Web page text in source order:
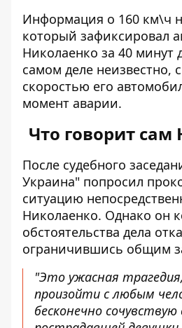
Информация о 160 км\ч
который зафиксировал
Николаенко за 40 минут
самом деле неизвестно,
скоростью его
момент аварии.
Что говорит сам
После судебного
Украина" попросил
ситуацию
Николаенко. Однако он
обстоятельства дела
ограничившись общим
"Это ужасная
произойти с любым
бесконечно сочувствую